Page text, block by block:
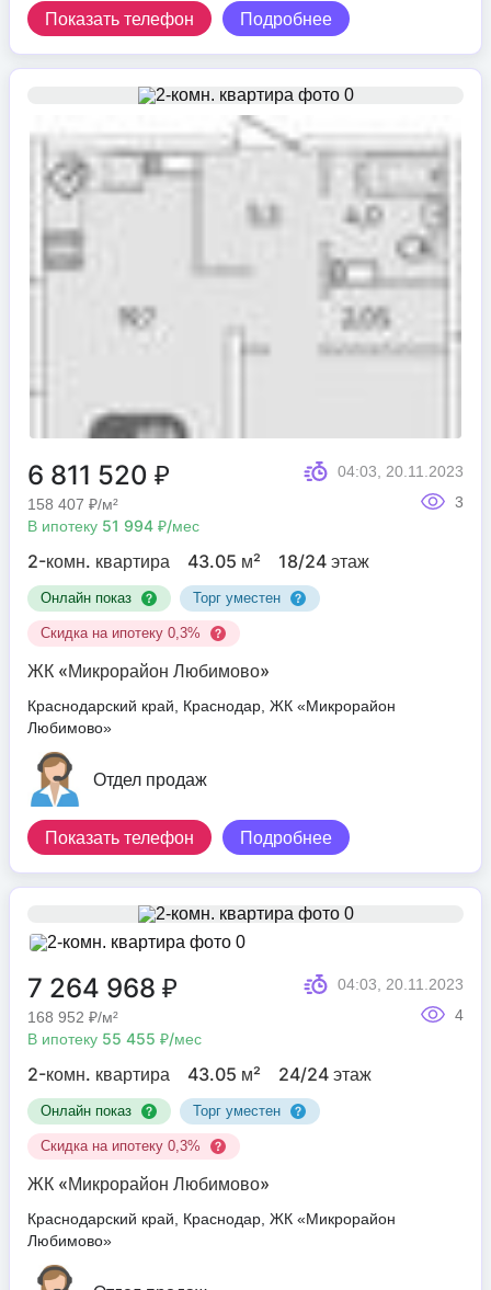
Показать телефон Подробнее
04:03, 20.11.2023
6 811 520 ₽
158 407 ₽/м²
В ипотеку 51 994 ₽/мес
2-комн. квартира 43.05 м² 18/24 этаж
Онлайн показ Торг уместен
Скидка на ипотеку 0,3%
ЖК «Микрорайон Любимово»
Краснодарский край, Краснодар, ЖК «Микрорайон
Любимово»
Отдел продаж
Показать телефон Подробнее
3
04:03, 20.11.2023
7 264 968 ₽
168 952 ₽/м²
В ипотеку 55 455 ₽/мес
2-комн. квартира 43.05 м² 24/24 этаж
Онлайн показ Торг уместен
Скидка на ипотеку 0,3%
ЖК «Микрорайон Любимово»
Краснодарский край, Краснодар, ЖК «Микрорайон
Любимово»
4